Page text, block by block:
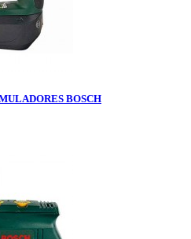
BOSCH